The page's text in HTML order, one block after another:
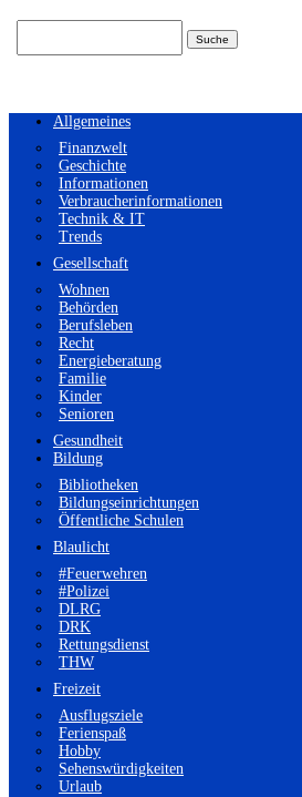
Allgemeines
Finanzwelt
Geschichte
Informationen
Verbraucherinformationen
Technik & IT
Trends
Gesellschaft
Wohnen
Behörden
Berufsleben
Recht
Energieberatung
Familie
Kinder
Senioren
Gesundheit
Bildung
Bibliotheken
Bildungseinrichtungen
Öffentliche Schulen
Blaulicht
#Feuerwehren
#Polizei
DLRG
DRK
Rettungsdienst
THW
Freizeit
Ausflugsziele
Ferienspaß
Hobby
Sehenswürdigkeiten
Urlaub